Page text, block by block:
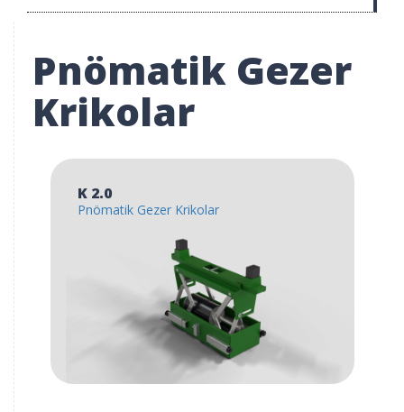
Pnömatik Gezer
Krikolar
K 2.0
Pnömatik Gezer Krikolar